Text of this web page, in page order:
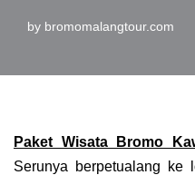
by bromomalangtour.com
Paket Wisata Bromo
Serunya berpetualang ke